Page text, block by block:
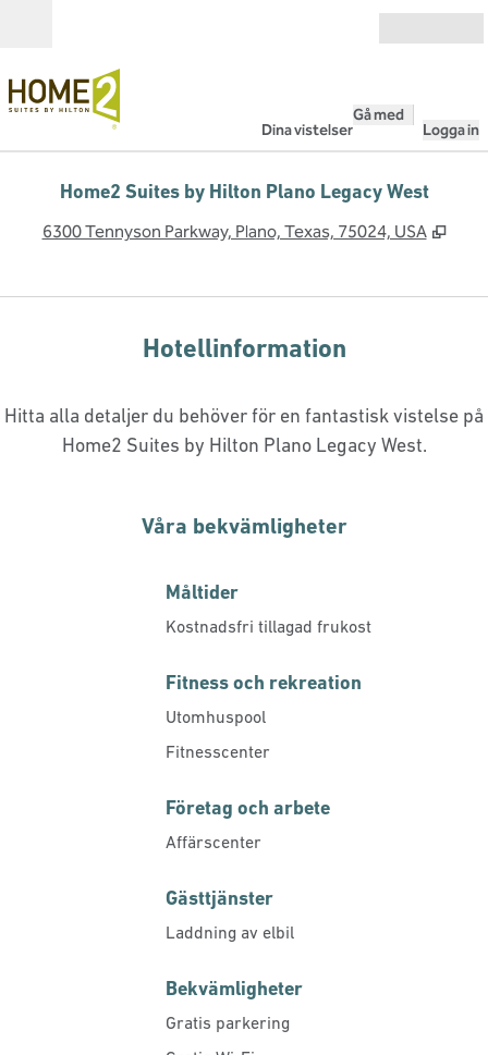
Dina vistelser
Gå med
Logga in
Home2 Suites by Hilton Plano Legacy West
6300 Tennyson Parkway, Plano, Texas, 75024, USA ,
Hotellinformation
Hitta alla detaljer du behöver för en fantastisk vistelse på
Home2 Suites by Hilton Plano Legacy West.
Våra bekvämligheter
Måltider
Kostnadsfri tillagad frukost
Fitness och rekreation
Utomhuspool
Fitnesscenter
Företag och arbete
Affärscenter
Gästtjänster
Laddning av elbil
Bekvämligheter
Gratis parkering